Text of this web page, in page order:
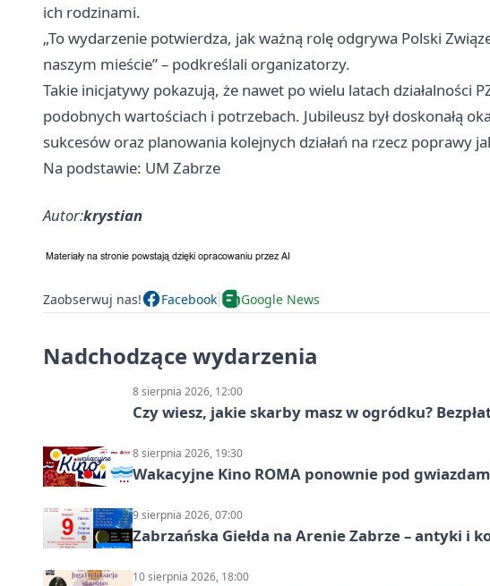
ich rodzinami.
„To wydarzenie potwierdza, jak ważną rolę odgrywa Polski
naszym mieście” – podkreślali organizatorzy.
Takie inicjatywy pokazują, że nawet po wielu latach działalności
podobnych wartościach i potrzebach. Jubileusz był doskonałą
sukcesów oraz planowania kolejnych działań na rzecz poprawy
Na podstawie: UM Zabrze
Autor:krystian
Zaobserwuj nas! Facebook Google News
Nadchodzące wydarzenia
8 sierpnia 2026, 12:00
Czy wiesz, jakie skarby masz w ogródku?
8 sierpnia 2026, 19:30
Wakacyjne Kino ROMA ponownie pod
9 sierpnia 2026, 07:00
Zabrzańska Giełda na Arenie Zabrze – antyki i
10 sierpnia 2026, 18:00